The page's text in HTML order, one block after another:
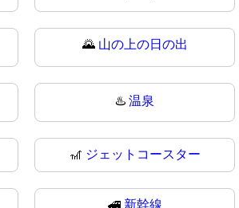
🌄 山の上の日の出
♨️温泉
🎢 ジェットコースター
🚄 新幹線